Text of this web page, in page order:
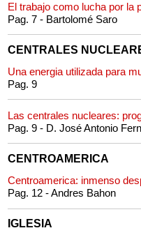
El trabajo como lucha por la
Pag. 7 - Bartolomé Saro
CENTRALES
Una energia utilizada para
Pag. 9
Las centrales nucleares:
Pag. 9 - D. José Antonio
CENTROAMERICA
Centroamerica: inmenso
Pag. 12 - Andres Bahon
IGLESIA